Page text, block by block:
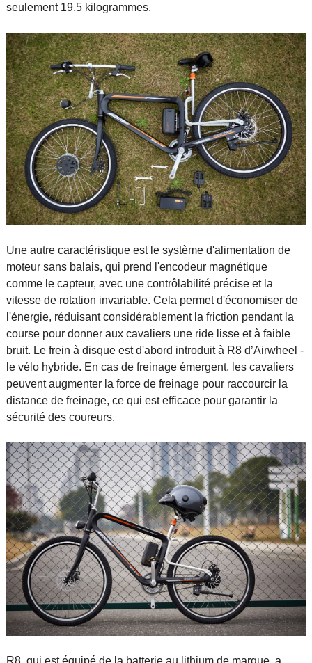
seulement 19.5 kilogrammes.
Une autre caractéristique est le système d'alimentation de
moteur sans balais, qui prend l'encodeur magnétique
comme le capteur, avec une contrôlabilité précise et la
vitesse de rotation invariable. Cela permet d'économiser de
l'énergie, réduisant considérablement la friction pendant la
course pour donner aux cavaliers une ride lisse et à faible
bruit. Le frein à disque est d'abord introduit à R8 d’Airwheel -
le vélo hybride. En cas de freinage émergent, les cavaliers
peuvent augmenter la force de freinage pour raccourcir la
distance de freinage, ce qui est efficace pour garantir la
sécurité des coureurs.
R8, qui est équipé de la batterie au lithium de marque, a